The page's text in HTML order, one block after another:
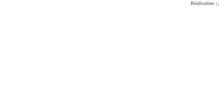
Réalisation :